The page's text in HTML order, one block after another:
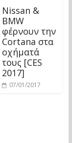
Nissan &
BMW
φέρνουν την
Cortana στα
οχήματά
τους [CES
2017]
07/01/2017